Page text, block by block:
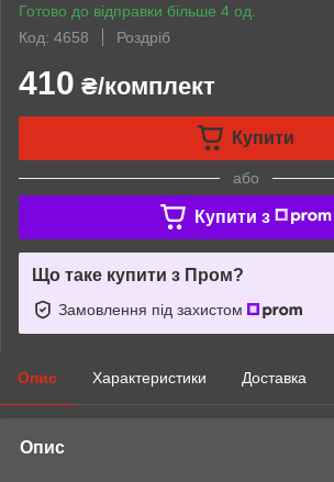
Готово до відправки більше 4 од.
Код: 4658
Роздріб
410 ₴/комплект
Купити
або
Купити з
Що таке купити з Пром?
Замовлення під захистом
Опис Характеристики Доставка
Опис